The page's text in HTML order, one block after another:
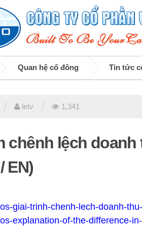
Quan hệ cổ đông Tin tức
letv 1,341
chênh lệch
EN)
giai-trinh-chenh-lech-doanh-
explanation-of-the-difference-